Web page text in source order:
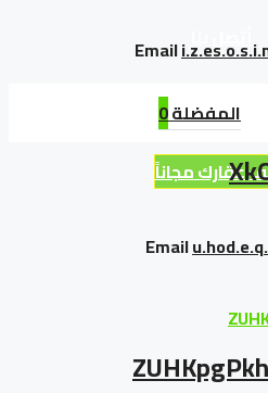
المفضلة0
عقارك مجاناً
Email
Email